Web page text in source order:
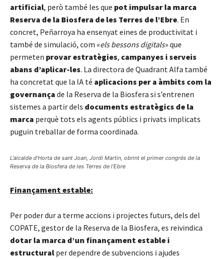
artificial, però també les que pot impulsar la marca
Reserva de la Biosfera de les Terres de l’Ebre. En
concret, Peñarroya ha ensenyat eines de productivitat i
també de simulació, com «els bessons digitals» que
permeten provar estratègies, campanyes i serveis
abans d’aplicar-les. La directora de Quadrant Alfa també
ha concretat que la IA té aplicacions per a àmbits com la
governança de la Reserva de la Biosfera si s’entrenen
sistemes a partir dels documents estratègics de la
marca perquè tots els agents públics i privats implicats
puguin treballar de forma coordinada.
L’alcalde d’Horta de sant Joan, Jordi Martin, obrint el primer congrés de la
Reserva de la Biosfera de les Terres de l’Ebre
Finançament estable:
Per poder dur a terme accions i projectes futurs, dels del
COPATE, gestor de la Reserva de la Biosfera, es reivindica
dotar la marca d’un finançament estable i
estructural per dependre de subvencions i ajudes